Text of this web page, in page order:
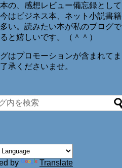
の、感想レビュー備忘録として
はビジネス本、ネット小説書籍
い。読みたい本が私のブログで
と嬉しいです。（＾＾）
はプロモーションが含まれてま
承くださいませ。
by Translate